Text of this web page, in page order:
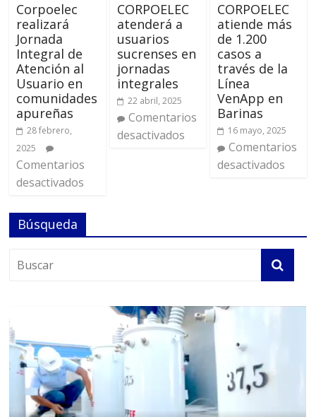
Corpoelec
realizará
Jornada
Integral de
Atención al
Usuario en
comunidades
apureñas
28 febrero,
2025
Comentarios
desactivados
CORPOELEC
atenderá a
usuarios
sucrenses en
jornadas
integrales
22 abril, 2025
Comentarios
desactivados
CORPOELEC
atiende más
de 1.200
casos a
través de la
Línea
VenApp en
Barinas
16 mayo, 2025
Comentarios
desactivados
Búsqueda